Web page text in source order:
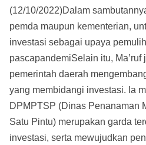
(12/10/2022)Dalam
pemda maupun kementerian,
investasi sebagai upaya
pascapandemiSelain itu,
pemerintah daerah
yang membidangi investasi. Ia
DPMPTSP (Dinas Penanaman
Satu Pintu) merupakan garda
investasi, serta mewujudkan